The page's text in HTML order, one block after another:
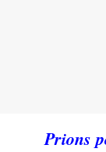
Prions